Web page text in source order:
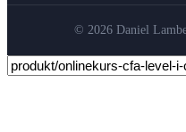
© 2026 Daniel